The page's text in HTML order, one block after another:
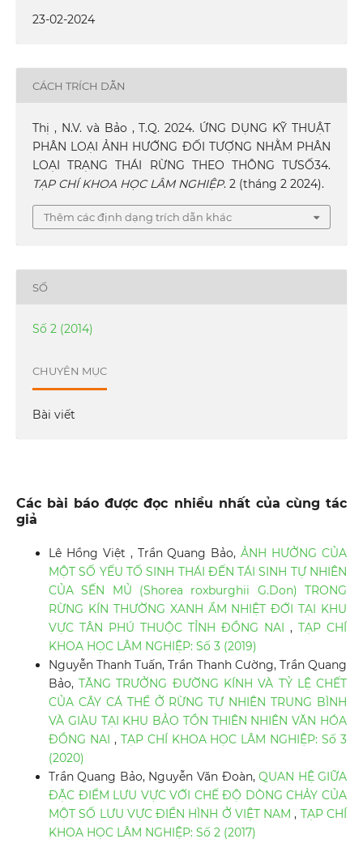
23-02-2024
CÁCH TRÍCH DẪN
Thị , N.V. và Bảo , T.Q. 2024. ỨNG DỤNG KỸ THUẬT
PHÂN LOẠI ẢNH HƯỚNG ĐỐI TƯỢNG NHẰM PHÂN
LOẠI TRẠNG THÁI RỪNG THEO THÔNG TƯSỐ34.
TẠP CHÍ KHOA HỌC LÂM NGHIỆP. 2 (tháng 2 2024).
Thêm các định dạng trích dẫn khác
SỐ
Số 2 (2014)
CHUYÊN MỤC
Bài viết
Các bài báo được đọc nhiều nhất của cùng tác
giả
Lê Hồng Việt , Trần Quang Bảo,ẢNH HƯỞNG CỦA
MỘT SỐ YẾU TỐ SINH THÁI ĐẾN TÁI SINH TỰ NHIÊN
CỦA SẾN MỦ (Shorea roxburghii G.Don) TRONG
RỪNG KÍN THƯỜNG XANH ẨM NHIỆT ĐỚI TẠI KHU
VỰC TÂN PHÚ THUỘC TỈNH ĐỒNG NAI,TẠP CHÍ
KHOA HỌC LÂM NGHIỆP: Số 3 (2019)
Nguyễn Thanh Tuấn, Trần Thanh Cường, Trần Quang
Bảo,TĂNG TRƯỞNG ĐƯỜNG KÍNH VÀ TỶ LỆ CHẾT
CỦA CÂY CÁ THỂ Ở RỪNG TỰ NHIÊN TRUNG BÌNH
VÀ GIÀU TẠI KHU BẢO TỒN THIÊN NHIÊN VĂN HÓA
ĐỒNG NAI , TẠP CHÍ KHOA HỌC LÂM NGHIỆP: Số 3
(2020)
Trần Quang Bảo, Nguyễn Văn Đoàn,QUAN HỆ GIỮA
ĐẶC ĐIỂM LƯU VỰC VỚI CHẾ ĐỘ DÒNG CHẢY CỦA
MỘT SỐ LƯU VỰC ĐIỂN HÌNH Ở VIỆT NAM, TẠP CHÍ
KHOA HỌC LÂM NGHIỆP: Số 2 (2017)